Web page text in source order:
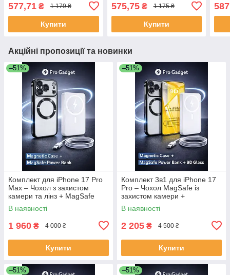
577,71 ₴ 1 179 ₴
Купити
575,75₴ 1 175 ₴
Купити
Акційні пропозиції та новинки
–51%
Комплект для iPhone 17 Pro
Max – Чохол з захистом
камери та лінз + MagSafe
Повербанк 30000 mAh
(швидка зарядка)
В наявності
1 960 ₴ 4 000 ₴
Купити
–51%
Комплект 3в1 для iPhone 17
Pro – Чохол MagSafe із
захистом камери +
Повербанк 50 000 mAh
(швидка зарядка) + Захисне
В наявності
2 205 ₴ 4 500 ₴
Купити
–51% –51%